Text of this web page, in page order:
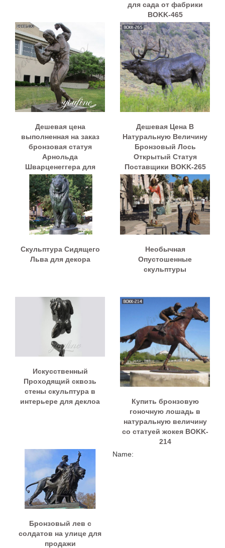
для сада от фабрики
BOKK-465
Дешевая цена
выполненная на заказ
бронзовая статуя
Арнольда
Шварценеггера для
продажи BOKK-893
Дешевая Цена В
Натуральную Величину
Бронзовый Лось
Открытый Статуя
Поставщики BOKK-265
Скульптура Сидящего
Льва для декора
Необычная
Опустошенные
скульптуры
Искусственный
Проходящий сквозь
стены скульптура в
интерьере для деклоа
Купить бронзовую
гоночную лошадь в
натуральную величину
со статуей жокея BOKK-
214
Бронзовый лев с
солдатов на улице для
продажи
Name: